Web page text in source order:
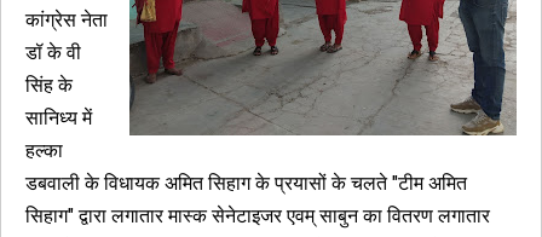
कांग्रेस नेता
डॉ के वी
सिंह के
सानिध्य में
हल्का
डबवाली के विधायक अमित सिहाग के प्रयासों के चलते "टीम अमित
सिहाग" द्वारा लगातार मास्क सेनेटाइजर एवम् साबुन का वितरण लगातार